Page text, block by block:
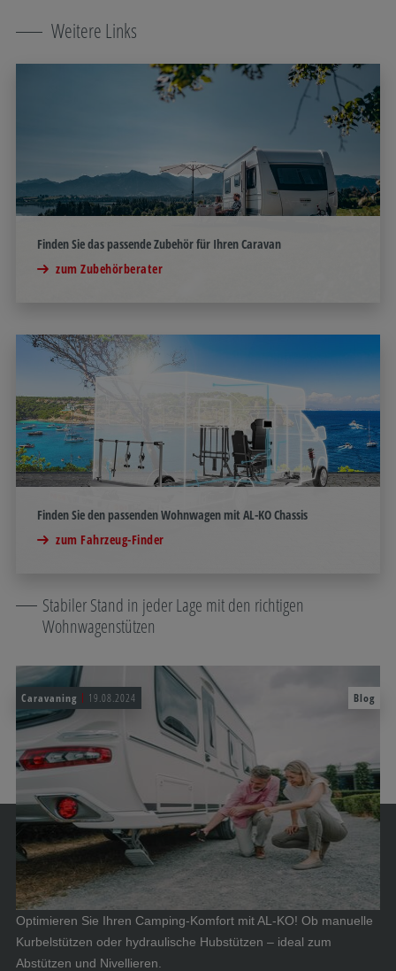
Weitere Links
Finden Sie das passende Zubehör für Ihren Caravan
zum Zubehörberater
Finden Sie den passenden Wohnwagen mit AL-KO Chassis
zum Fahrzeug-Finder
Stabiler Stand in jeder Lage mit den richtigen
Wohnwagenstützen
Caravaning 19.08.2024 Blog
Optimieren Sie Ihren Camping-Komfort mit AL-KO! Ob manuelle
Kurbelstützen oder hydraulische Hubstützen – ideal zum
Abstützen und Nivellieren.